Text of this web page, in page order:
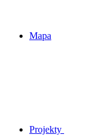
Mapa
Projekty